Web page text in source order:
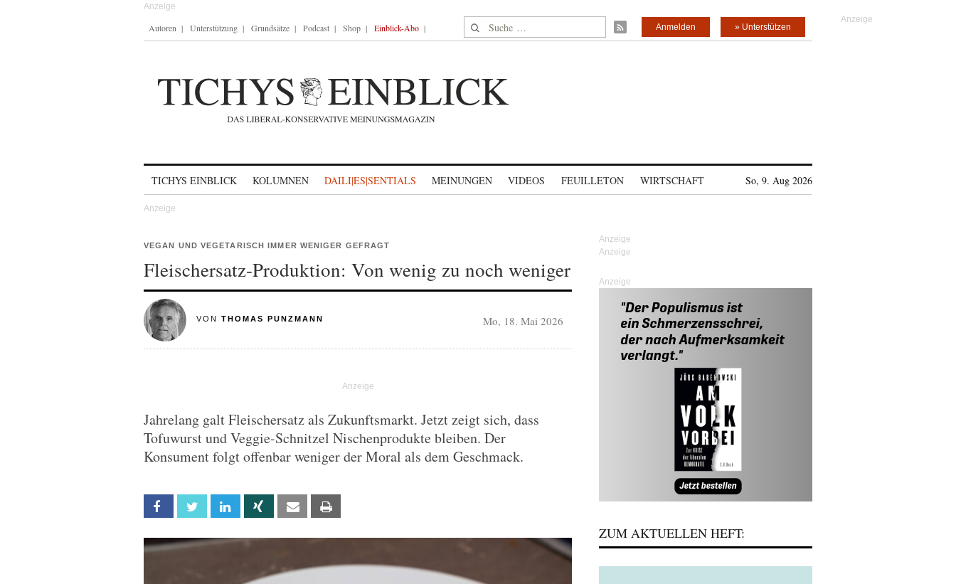
Autoren Unterstützung Grundsätze Podcast Shop Einblick-Abo Suche nach: » Unterstützen
Anmelden
TICHYS EINBLICK KOLUMNEN DAILI|ES|SENTIALS MEINUNGEN VIDEOS FEUILLETON WIRTSCHAFT So, 9. Aug 2026
VEGAN UND VEGETARISCH IMMER WENIGER GEFRAGT
Fleischersatz-Produktion: Von wenig zu noch weniger
VON THOMAS PUNZMANN Mo, 18. Mai 2026
Jahrelang galt Fleischersatz als Zukunftsmarkt. Jetzt zeigt sich, dass
Tofuwurst und Veggie-Schnitzel Nischenprodukte bleiben. Der
Konsument folgt offenbar weniger der Moral als dem Geschmack.
Facebook Twitter Linkedin Xing Email
Anzeige
ZUM AKTUELLEN HEFT: